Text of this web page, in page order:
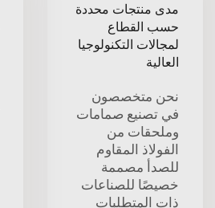
مدى منتجات محددة
حسب القطاع
لمجالات التكنولوجيا
العالية
نحن متخصصون
في تصنيع صمامات
وملحقات من
الفولاذ المقاوم
للصدأ مصممة
خصيصًا للصناعات
ذات المتطلبات